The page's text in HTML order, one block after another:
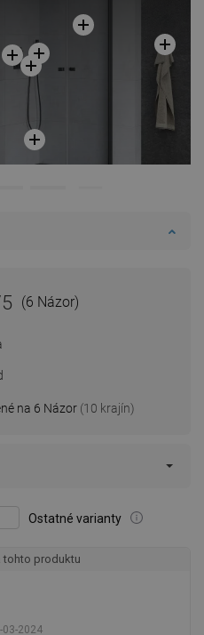
(6 Názor)
na 6 Názor (10 krajín)
Ostatné varianty
tohto produktu
03-2024